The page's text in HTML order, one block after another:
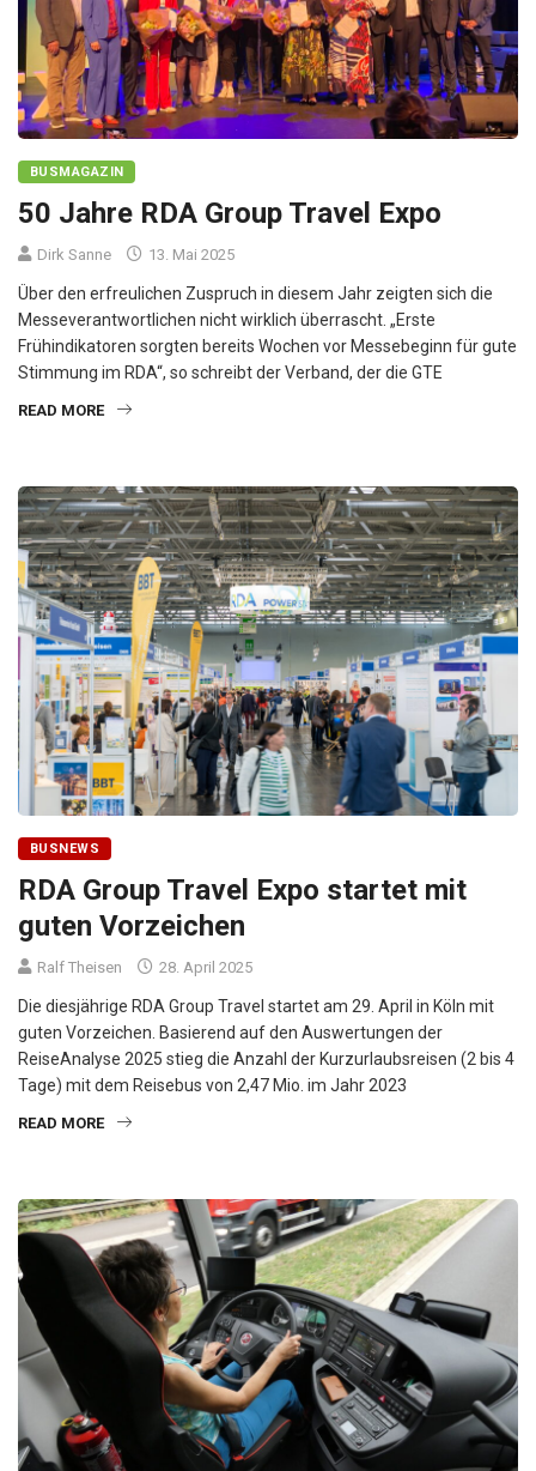
BUSMAGAZIN
50 Jahre RDA Group Travel Expo
Dirk Sanne 13. Mai 2025
Über den erfreulichen Zuspruch in diesem Jahr zeigten sich die
Messeverantwortlichen nicht wirklich überrascht. „Erste
Frühindikatoren sorgten bereits Wochen vor Messebeginn für gute
Stimmung im RDA“, so schreibt der Verband, der die GTE
READ MORE
BUSNEWS
RDA Group Travel Expo startet mit
guten Vorzeichen
Ralf Theisen 28. April 2025
Die diesjährige RDA Group Travel startet am 29. April in Köln mit
guten Vorzeichen. Basierend auf den Auswertungen der
ReiseAnalyse 2025 stieg die Anzahl der Kurzurlaubsreisen (2 bis 4
Tage) mit dem Reisebus von 2,47 Mio. im Jahr 2023
READ MORE